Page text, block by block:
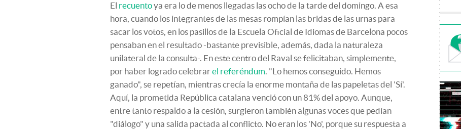
El recuentoya era lo de menos llegadas las ocho de la tarde del domingo. A esa
hora, cuando los integrantes de las mesas rompían las bridas de las urnas para
sacar los votos, en los pasillos de la Escuela Oficial de Idiomas de Barcelona pocos
pensaban en el resultado -bastante previsible, además, dada la naturaleza
unilateral de la consulta-. En este centro del Raval se felicitaban, simplemente,
por haber logrado celebrarel referéndum. "Lo hemos conseguido. Hemos
ganado", se repetían, mientras crecía la enorme montaña de las papeletas del 'Sí'.
Aquí, la prometida República catalana venció con un 81% del apoyo. Aunque,
entre tanto respaldo a la cesión, surgieron también algunas voces que pedían
"diálogo" y una salida pactada al conflicto. No eran los 'No', porque su respuesta a